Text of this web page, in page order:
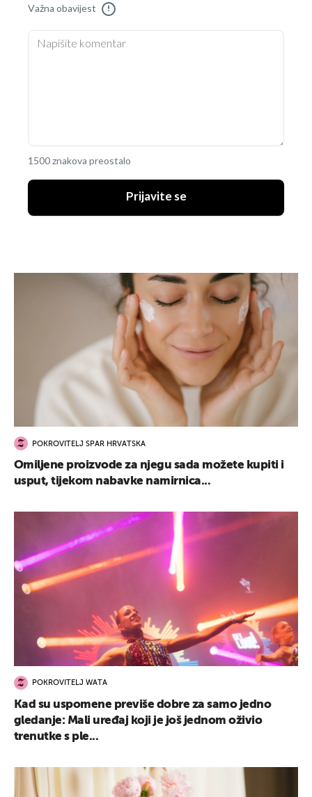
Važna obavijest !
1500 znakova preostalo
Prijavite se
POKROVITELJ SPAR HRVATSKA
Omiljene proizvode za njegu sada možete kupiti i
usput, tijekom nabavke namirnica...
POKROVITELJ WATA
Kad su uspomene previše dobre za samo jedno
gledanje: Mali uređaj koji je još jednom oživio
trenutke s ple...